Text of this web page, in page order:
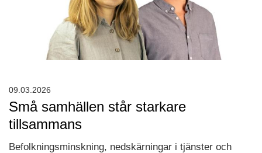
Små samhällen står starkare
tillsammans
Befolkningsminskning, nedskärningar i tjänster och
09.03.2026